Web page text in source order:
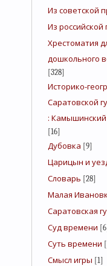
Из советской
Из российской
Хрестоматия
дошкольного
[328]
Историко-
Саратовской
:
[16]
Дубовка [9]
Царицын и
Словарь [28]
Малая
Саратовская
Суд времени
Суть времени
Смысл игры [1]